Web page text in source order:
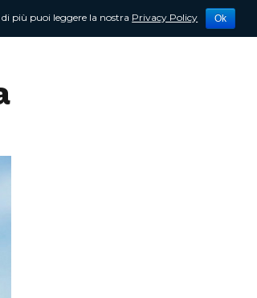
Contattami
più puoi leggere la nostra Privacy Policy Ok